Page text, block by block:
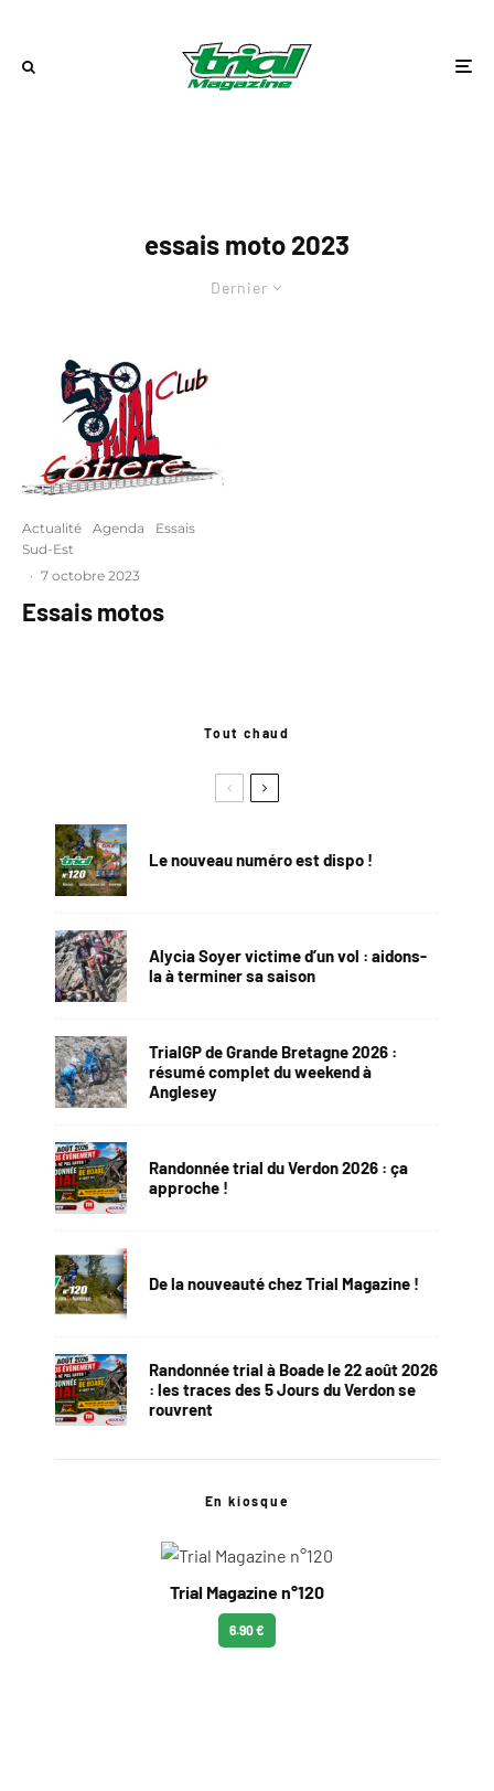
essais moto 2023
Dernier
Actualité Agenda
Essais
Sud-Est
· 7 octobre 2023
Essais motos
Tout chaud
Le nouveau numéro est dispo !
Alycia Soyer victime d’un vol : aidons-
la à terminer sa saison
TrialGP de Grande Bretagne 2026 :
résumé complet du weekend à
Anglesey
Randonnée trial du Verdon 2026 : ça
approche !
De la nouveauté chez Trial Magazine !
Randonnée trial à Boade le 22 août 2026
: les traces des 5 Jours du Verdon se
rouvrent
En kiosque
Trial Magazine n°120
6.90 €